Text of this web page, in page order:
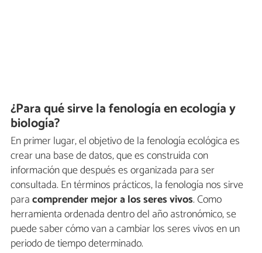
¿Para qué sirve la fenología en ecología y
biología?
En primer lugar, el objetivo de la fenología ecológica es
crear una base de datos, que es construida con
información que después es organizada para ser
consultada. En términos prácticos, la fenología nos sirve
paracomprender mejor a los seres vivos. Como
herramienta ordenada dentro del año astronómico, se
puede saber cómo van a cambiar los seres vivos en un
periodo de tiempo determinado.